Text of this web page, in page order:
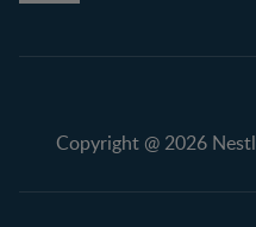
Copyright @ 2026